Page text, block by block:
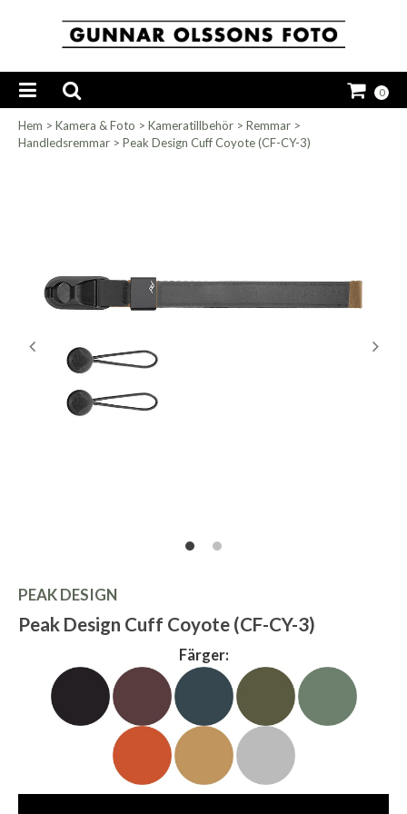
0
Hem > Kamera & Foto > Kameratillbehör > Remmar >
Handledsremmar > Peak Design Cuff Coyote (CF-CY-3)
PEAK DESIGN
Peak Design Cuff Coyote (CF-CY-3)
Färger: